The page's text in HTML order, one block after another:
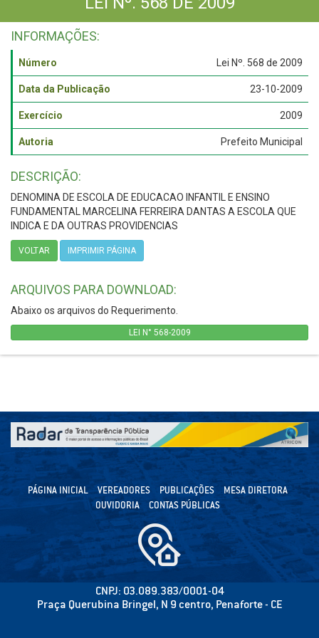
INFORMAÇÕES:
Número Lei Nº. 568 de 2009
Data da Publicação 23-10-2009
Exercício 2009
Autoria Prefeito Municipal
DESCRIÇÃO:
DENOMINA DE ESCOLA DE EDUCACAO INFANTIL E ENSINO
FUNDAMENTAL MARCELINA FERREIRA DANTAS A ESCOLA QUE
INDICA E DA OUTRAS PROVIDENCIAS
VOLTAR IMPRIMIR PÁGINA
ARQUIVOS PARA DOWNLOAD:
Abaixo os arquivos do Requerimento.
LEI N° 568-2009
PÁGINA INICIAL VEREADORES PUBLICAÇÕES
MESA DIRETORA
OUVIDORIA
CONTAS PÚBLICAS
CNPJ: 03.089.383/0001-04
Praça Querubina Bringel, N 9 centro, Penaforte - CE